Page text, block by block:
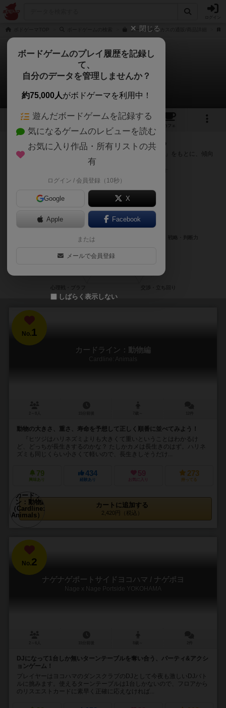
ミープルサーカスの通販/商品詳細
ミープルサーカス
次のおすすめボードゲーム
17 8
カフェ
『ミープルサーカス』が好きな方へのおすすめ
このゲームのトップページで投票された「プレイ感の評価」をもとに、傾向
が近いボードゲームをランキング形式で紹介します。
No.1
カードライン：動物編
Cardline: Animals
動物の大きさ、重さ、寿命を予想して正しく順番に並べてみよう！
『ヒツジはハリネズミよりも大きくて重いということはわかるけ
ど、どっちが長生きするのかな？ たしかカメは長生きのはず。ハリネ
ズミも同じくらい小さくて軽いので、長生きしそうだけ...
79
興味あり
434
経験あり
59
お気に入り
273
持ってる
カートに追加する
2,420円（税込）
No.2
ナゲナゲポートサイドヨコハマ / ナゲポヨ
Nage x Nage Portside YOKOHAMA
DJになって1台しか無いターンテーブルを奪い合う、パーティ&アクシ
ョンゲーム！
プレイヤーはヨコハマのダンスクラブのDJとして今夜も激しいDJバト
ルに挑みます。使えるターンテーブルは1台しかないので、フロアから
のリスエストカードに素早く正確に応えなければ...
閉じる
ボードゲームのプレイ履歴を記録し
て、
自分のデータを管理しませんか？
約75,000人がボドゲーマを利用中！
遊んだボードゲームを記録する
気になるゲームのレビューを読む
お気に入り作品・所有リストの共
有
ログイン / 会員登録（10秒）
Google X
Apple Facebook
または
メールで会員登録
しばらく表示しない